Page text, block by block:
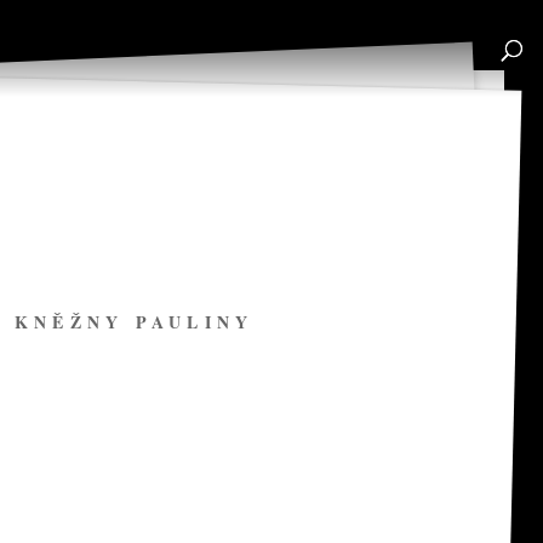
PAULINY